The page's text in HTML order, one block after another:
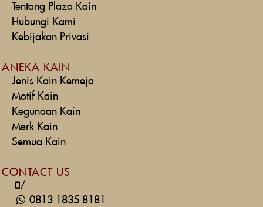
Tentang Plaza Kain
Hubungi Kami
Kebijakan Privasi
ANEKA KAIN
Jenis Kain Kemeja
Motif Kain
Kegunaan Kain
Merk Kain
Semua Kain
CONTACT US
/
0813 1835 8181